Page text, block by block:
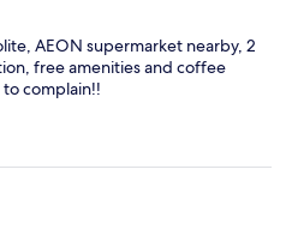
AEON supermarket nearby, 2
free amenities and coffee
complain!!